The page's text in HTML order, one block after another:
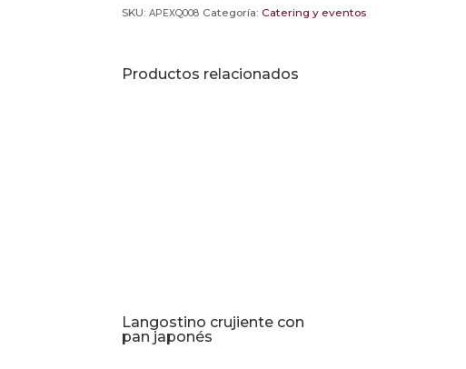
SKU:APEXQ008 Categoría:Catering y eventos
Productos relacionados
Langostino crujiente con
pan japonés